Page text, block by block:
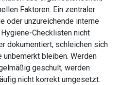
Faktoren. Ein zentraler
oder unzureichende interne
Checklisten nicht
dokumentiert, schleichen sich
unbemerkt bleiben. Werden
geschult, werden
nicht korrekt umgesetzt.